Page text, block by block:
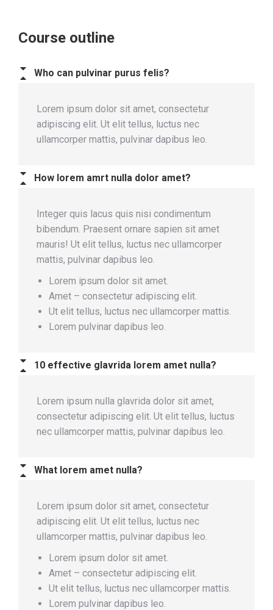
Course outline
Who can pulvinar purus felis?
Lorem ipsum dolor sit amet, consectetur
adipiscing elit. Ut elit tellus, luctus nec
ullamcorper mattis, pulvinar dapibus leo.
How lorem amrt nulla dolor amet?
Integer quis lacus quis nisi condimentum
bibendum. Praesent ornare sapien sit amet
mauris! Ut elit tellus, luctus nec ullamcorper
mattis, pulvinar dapibus leo.
Lorem ipsum dolor sit amet.
Amet – consectetur adipiscing elit.
Ut elit tellus, luctus nec ullamcorper mattis.
Lorem pulvinar dapibus leo.
10 effective glavrida lorem amet nulla?
Lorem ipsum nulla glavrida dolor sit amet,
consectetur adipiscing elit. Ut elit tellus, luctus
nec ullamcorper mattis, pulvinar dapibus leo.
What lorem amet nulla?
Lorem ipsum dolor sit amet, consectetur
adipiscing elit. Ut elit tellus, luctus nec
ullamcorper mattis, pulvinar dapibus leo.
Lorem ipsum dolor sit amet.
Amet – consectetur adipiscing elit.
Ut elit tellus, luctus nec ullamcorper mattis.
Lorem pulvinar dapibus leo.